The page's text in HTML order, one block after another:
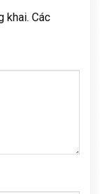
khai. Các